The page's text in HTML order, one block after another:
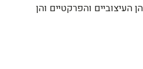
העיצוביים והפרקטיים והן